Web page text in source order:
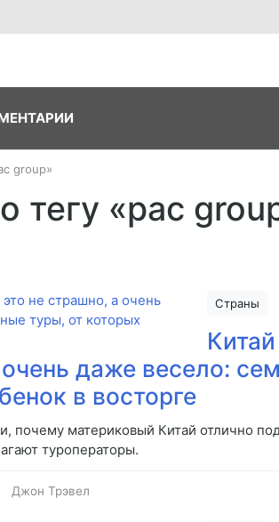
group»
тегу «pac
Страны
даже весело:
в восторге
почему материковый Китай отлично
туроператоры.
Джон Трэвел